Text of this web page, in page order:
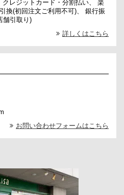
レジットカード・分割払い、 楽
換(初回注文ご利用不可)、 銀行振
舗引取り)
詳しくはこちら
お問い合わせフォームはこちら